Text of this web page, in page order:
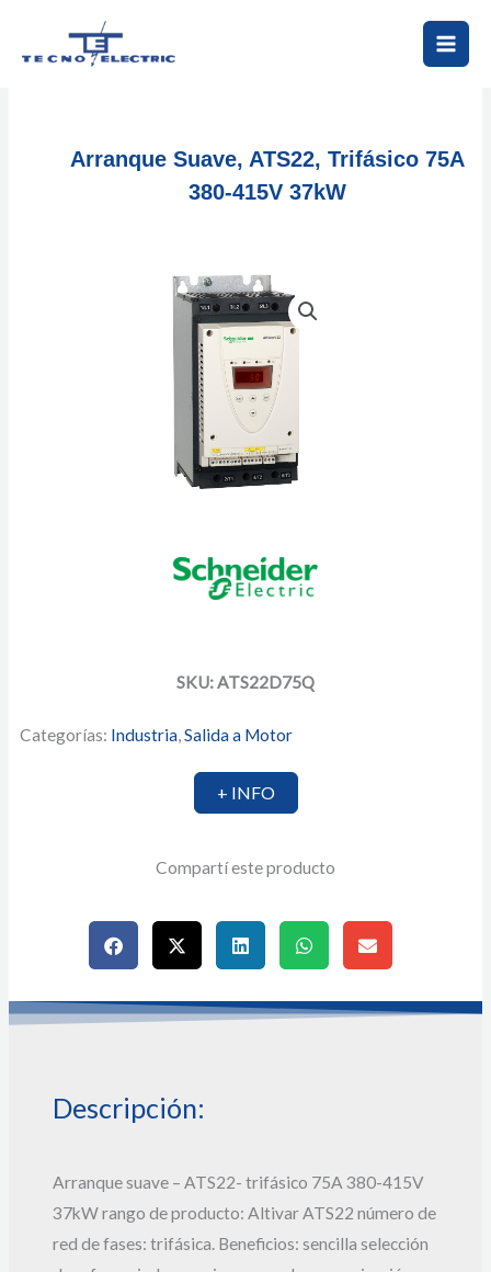
Arranque Suave, ATS22, Trifásico 75A
380-415V 37kW
SKU: ATS22D75Q
Categorías: Industria,Salida a Motor
+ INFO
Compartí este producto
Descripción:
Arranque suave – ATS22- trifásico 75A 380-415V
37kW rango de producto: Altivar ATS22 número de
red de fases: trifásica. Beneficios: sencilla selección